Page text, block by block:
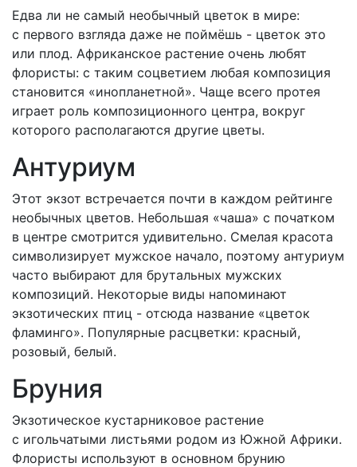
Едва ли не самый необычный цветок в мире:
с первого взгляда даже не поймёшь - цветок это
или плод. Африканское растение очень любят
флористы: с таким соцветием любая композиция
становится «инопланетной». Чаще всего протея
играет роль композиционного центра, вокруг
которого располагаются другие цветы.
Антуриум
Этот экзот встречается почти в каждом рейтинге
необычных цветов. Небольшая «чаша» с початком
в центре смотрится удивительно. Смелая красота
символизирует мужское начало, поэтому антуриум
часто выбирают для брутальных мужских
композиций. Некоторые виды напоминают
экзотических птиц - отсюда название «цветок
фламинго». Популярные расцветки: красный,
розовый, белый.
Бруния
Экзотическое кустарниковое растение
с игольчатыми листьями родом из Южной Африки.
Флористы используют в основном брунию